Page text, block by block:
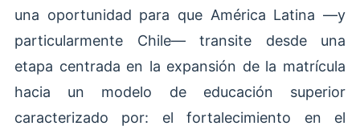
una oportunidad para que América Latina —y
particularmente Chile— transite desde una
etapa centrada en la expansión de la matrícula
hacia un modelo de educación superior
caracterizado por: el fortalecimiento en el